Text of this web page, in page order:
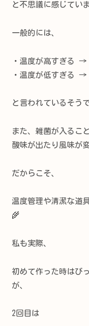
と不思議に感じてい
一般的には、
・温度が高すぎる
・温度が低すぎる →
と言われているそう
また、雑菌が入ること
酸味が出たり風味が
だからこそ、
温度管理や清潔な道
🌾
私も実際、
初めて作った時はび
が、
2回目は